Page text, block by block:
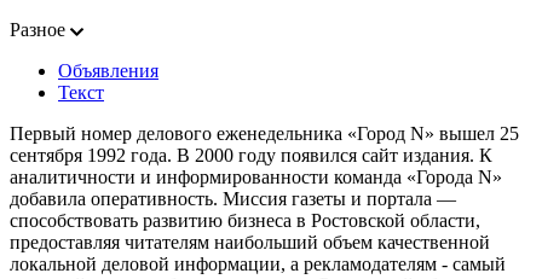
Разное
Объявления
Текст
Первый номер делового еженедельника «Город N» вышел 25
сентября 1992 года. В 2000 году появился сайт издания. К
аналитичности и информированности команда «Города N»
добавила оперативность. Миссия газеты и портала —
способствовать развитию бизнеса в Ростовской области,
предоставляя читателям наибольший объем качественной
локальной деловой информации, а рекламодателям - самый